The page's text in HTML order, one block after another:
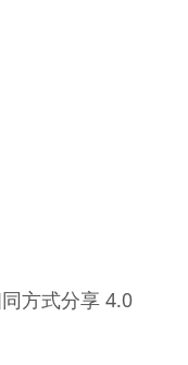
方式分享 4.0